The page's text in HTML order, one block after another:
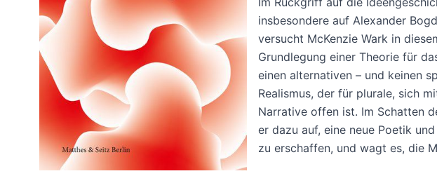
insbesondere auf Alexander
versucht McKenzie Wark in
Grundlegung einer Theorie für
einen alternativen – und keinen
Realismus, der für plurale, sich
Narrative offen ist. Im Schatten
er dazu auf, eine neue Poetik
zu erschaffen, und wagt es, die